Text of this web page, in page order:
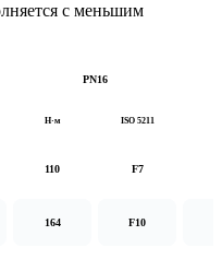
с меньшим
PN16
Н·м ISO 5211
110 F7
164 F10